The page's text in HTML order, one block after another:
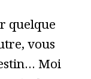
quelque
vous
Moi